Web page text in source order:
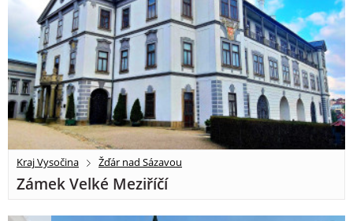
Kraj Vysočina Žďár nad Sázavou
Zámek Velké Meziříčí